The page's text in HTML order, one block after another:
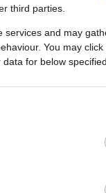
third parties.
services and may
You may
for below
fel hírlevelünkre!
sem maradt ki